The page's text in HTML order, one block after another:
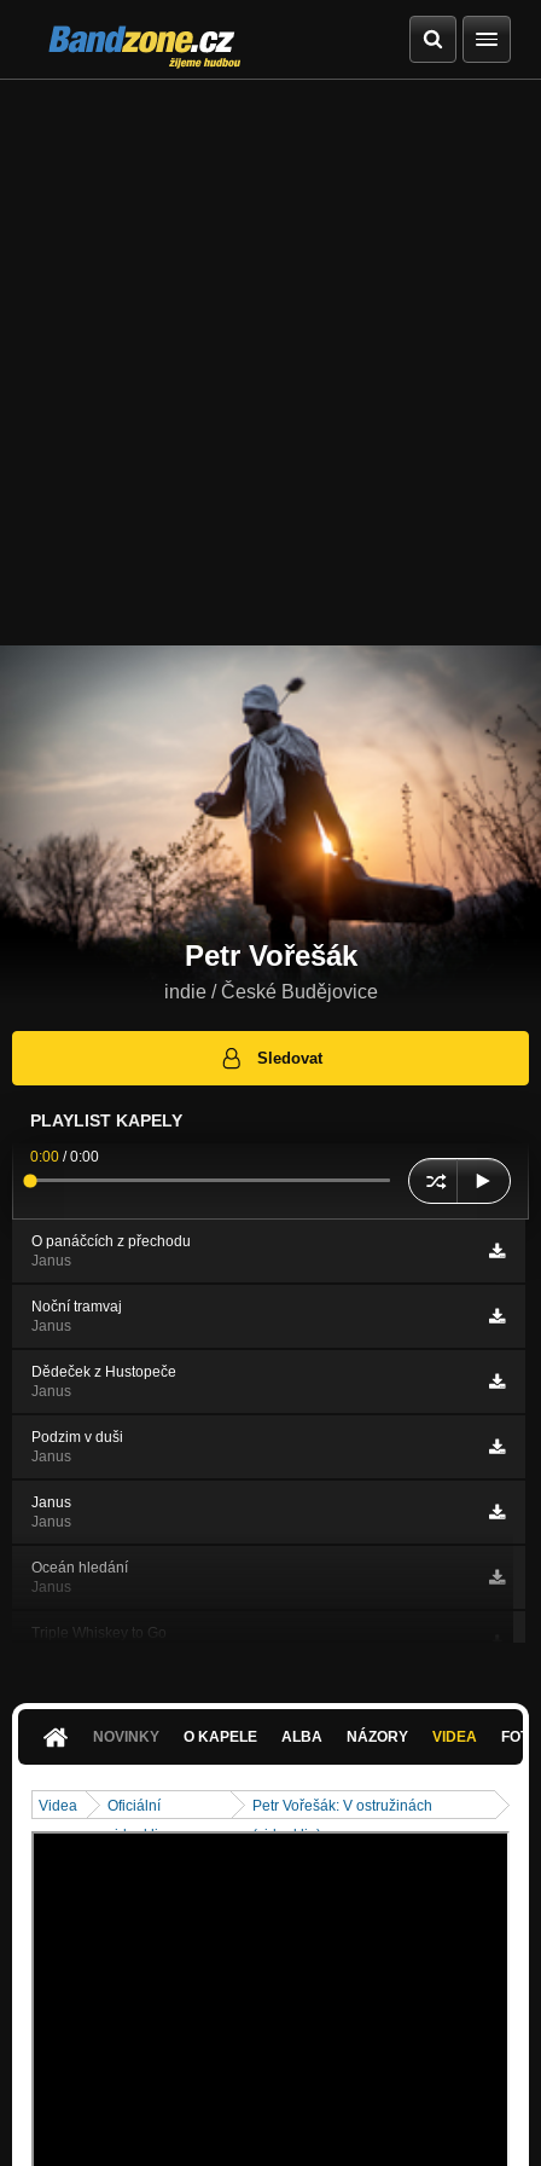
Bandzone.cz
žijeme hudbou
Petr Vořešák
indie / České Budějovice
Sledovat
PLAYLIST KAPELY
0:00 /0:00
O panáčcích z přechodu
Janus
Noční tramvaj
Janus
Dědeček z Hustopeče
Janus
Podzim v duši
Janus
Janus
Janus
Oceán hledání
Janus
Triple Whiskey to Go
À Quelqu'une
Rusovláska
NOVINKY O KAPELE ALBA NÁZORY VIDEA
Videa
Oficiální
videoklipy
Petr Vořešák: V ostružinách
(videoklip)